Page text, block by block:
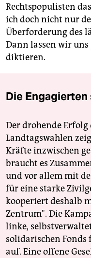
Rechtspopulisten
ich doch nicht nur
Überforderung des
Dann lassen wir
diktieren.
Die
Der drohende
Landtagswahlen
Kräfte inzwischen
braucht es
und vor allem mit
für eine starke
kooperiert deshalb
Zentrum". Die
linke,
solidarischen Fonds
auf. Eine offene